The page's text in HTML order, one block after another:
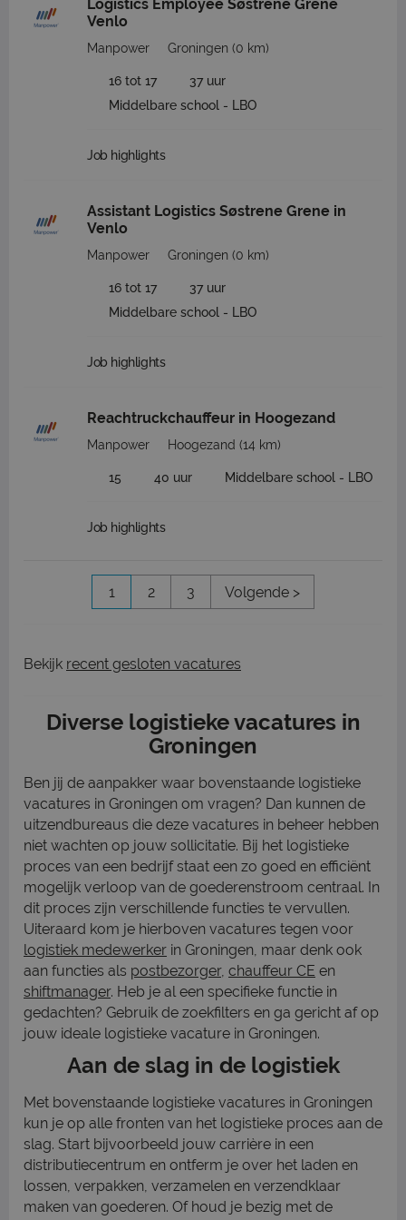
Logistics Employee Søstrene Grene
Venlo
Manpower Groningen (0 km)
16 tot 17
37 uur
Middelbare school - LBO
Job highlights
Assistant Logistics Søstrene Grene in
Venlo
Manpower Groningen (0 km)
16 tot 17
37 uur
Middelbare school - LBO
Job highlights
Reachtruckchauffeur in Hoogezand
Manpower Hoogezand (14 km)
15 40 uur Middelbare school - LBO
Job highlights
1 2 3 Volgende >
Bekijk recent gesloten vacatures
Diverse logistieke vacatures in
Groningen
Ben jij de aanpakker waar bovenstaande logistieke
vacatures in Groningen om vragen? Dan kunnen de
uitzendbureaus die deze vacatures in beheer hebben
niet wachten op jouw sollicitatie. Bij het logistieke
proces van een bedrijf staat een zo goed en efficiënt
mogelijk verloop van de goederenstroom centraal. In
dit proces zijn verschillende functies te vervullen.
Uiteraard kom je hierboven vacatures tegen voor
logistiek medewerker in Groningen, maar denk ook
aan functies als postbezorger, chauffeur CE en
shiftmanager. Heb je al een specifieke functie in
gedachten? Gebruik de zoekfilters en ga gericht af op
jouw ideale logistieke vacature in Groningen.
Aan de slag in de logistiek
Met bovenstaande logistieke vacatures in Groningen
kun je op alle fronten van het logistieke proces aan de
slag. Start bijvoorbeeld jouw carrière in een
distributiecentrum en ontferm je over het laden en
lossen, verpakken, verzamelen en verzendklaar
maken van goederen. Of houd je bezig met de